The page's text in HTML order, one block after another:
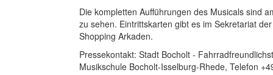
Die kompletten Aufführungen des Musicals sind
zu sehen. Eintrittskarten gibt es im Sekretariat
Shopping Arkaden.
Pressekontakt: Stadt Bocholt -
Musikschule Bocholt-Isselburg-Rhede, Telefon